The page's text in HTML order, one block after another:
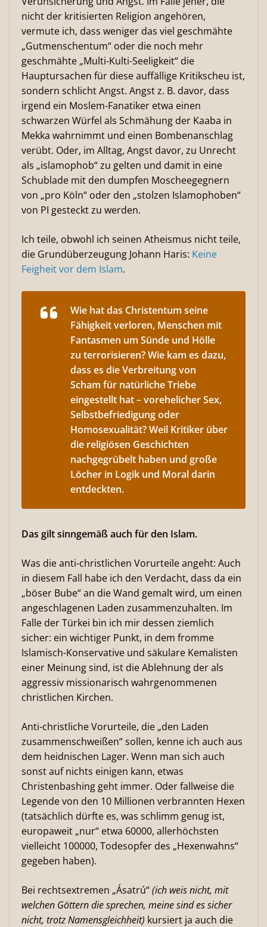
nicht der kritisierten Religion angehören,
vermute ich, dass weniger das viel geschmähte
„Gutmenschentum“ oder die noch mehr
geschmähte „Multi-Kulti-Seeligkeit“ die
Hauptursachen für diese auffällige Kritikscheu ist,
sondern schlicht Angst. Angst z. B. davor, dass
irgend ein Moslem-Fanatiker etwa einen
schwarzen Würfel als Schmähung der Kaaba in
Mekka wahrnimmt und einen Bombenanschlag
verübt. Oder, im Alltag, Angst davor, zu Unrecht
als „islamophob“ zu gelten und damit in eine
Schublade mit den dumpfen Moscheegegnern
von „pro Köln“ oder den „stolzen Islamophoben“
von PI gesteckt zu werden.
Ich teile, obwohl ich seinen Atheismus nicht teile,
die Grundüberzeugung Johann Haris: Keine
Feigheit vor dem Islam.
Wie hat das Christentum seine
Fähigkeit verloren, Menschen mit
Fantasmen um Sünde und Hölle
zu terrorisieren? Wie kam es dazu,
dass es die Verbreitung von
Scham für natürliche Triebe
eingestellt hat – vorehelicher Sex,
Selbstbefriedigung oder
Homosexualität? Weil Kritiker über
die religiösen Geschichten
nachgegrübelt haben und große
Löcher in Logik und Moral darin
entdeckten.
Das gilt sinngemäß auch für den Islam.
Was die anti-christlichen Vorurteile angeht: Auch
in diesem Fall habe ich den Verdacht, dass da ein
„böser Bube“ an die Wand gemalt wird, um einen
angeschlagenen Laden zusammenzuhalten. Im
Falle der Türkei bin ich mir dessen ziemlich
sicher: ein wichtiger Punkt, in dem fromme
Islamisch-Konservative und säkulare Kemalisten
einer Meinung sind, ist die Ablehnung der als
aggressiv missionarisch wahrgenommenen
christlichen Kirchen.
Anti-christliche Vorurteile, die „den Laden
zusammenschweißen“ sollen, kenne ich auch aus
dem heidnischen Lager. Wenn man sich auch
sonst auf nichts einigen kann, etwas
Christenbashing geht immer. Oder fallweise die
Legende von den 10 Millionen verbrannten Hexen
(tatsächlich dürfte es, was schlimm genug ist,
europaweit „nur“ etwa 60000, allerhöchsten
vielleicht 100000, Todesopfer des „Hexenwahns“
gegeben haben).
Bei rechtsextremen „Ásatrú“(ich weis nicht, mit
welchen Göttern die sprechen, meine sind es sicher
nicht, trotz Namensgleichheit) kursiert ja auch die